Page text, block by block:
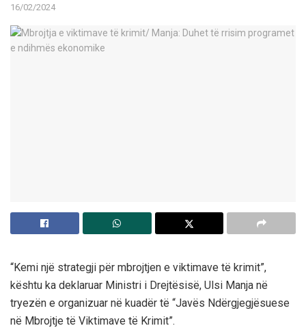
16/02/2024
“Kemi një strategji për mbrojtjen e viktimave të krimit”,
kështu ka deklaruar Ministri i Drejtësisë, Ulsi Manja në
tryezën e organizuar në kuadër të “Javës Ndërgjegjësuese
në Mbrojtje të Viktimave të Krimit”.